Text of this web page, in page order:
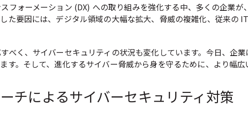
フォーメーション (DX) への取り組みを強化する中、多くの企業
た要因には、デジタル領域の大幅な拡大、脅威の複雑化、従来の
べく、サイバーセキュリティの状況も変化しています。今日、企
す。そして、進化するサイバー脅威から身を守るために、より幅広
チによるサイバーセキュリティ対策